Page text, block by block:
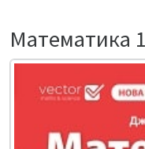
Математика